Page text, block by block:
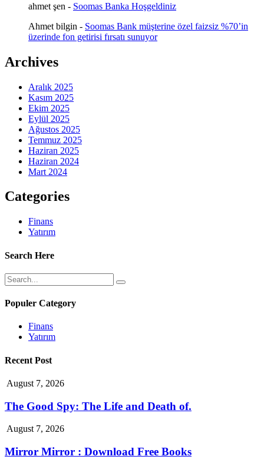
ahmet şen - Soomas Banka Hoşgeldiniz
Ahmet bilgin - Soomas Bank müşterine özel faizsiz %70’in
üzerinde fon getirisi fırsatı sunuyor
Archives
Aralık 2025
Kasım 2025
Ekim 2025
Eylül 2025
Ağustos 2025
Temmuz 2025
Haziran 2025
Haziran 2024
Mart 2024
Categories
Finans
Yatırım
Search Here
Populer Category
Finans
Yatırım
Recent Post
August 7, 2026
The Good Spy: The Life and Death of.
August 7, 2026
Mirror Mirror : Download Free Books